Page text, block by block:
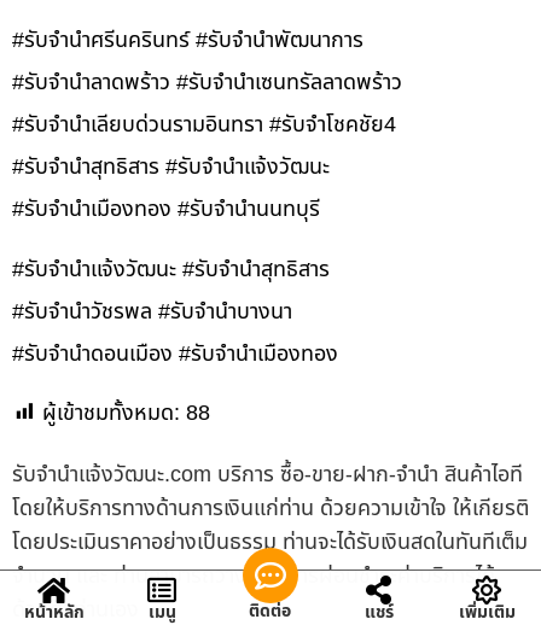
#รับจำนำศรีนครินทร์ #รับจำนำพัฒนาการ
#รับจำนำลาดพร้าว #รับจำนำเซนทรัลลาดพร้าว
#รับจำนำเลียบด่วนรามอินทรา #รับจำโชคชัย4
#รับจำนำสุทธิสาร #รับจำนำแจ้งวัฒนะ
#รับจำนำเมืองทอง #รับจำนำนนทบุรี
#รับจำนำแจ้งวัฒนะ #รับจำนำสุทธิสาร
#รับจำนำวัชรพล #รับจำนำบางนา
#รับจำนำดอนเมือง #รับจำนำเมืองทอง
ผู้เข้าชมทั้งหมด: 88
รับจํานําแจ้งวัฒนะ.com บริการ ซื้อ-ขาย-ฝาก-จำนำ สินค้าไอที
โดยให้บริการทางด้านการเงินแก่ท่าน ด้วยความเข้าใจ ให้เกียรติ
โดยประเมินราคาอย่างเป็นธรรม ท่านจะได้รับเงินสดในทันทีเต็ม
จำนวน และ ท่านสามารถวางแผนการผ่อนชำระค่าบริการได้
ด้วยตัวท่านเอง
หน้าหลัก เมนู ติดต่อ แชร์ เพิ่มเติม